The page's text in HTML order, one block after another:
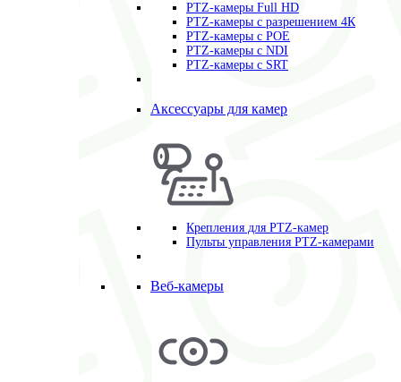
PTZ-камеры Full HD
PTZ-камеры с разрешением 4К
PTZ-камеры с POE
PTZ-камеры c NDI
PTZ-камеры с SRT
Аксессуары для камер
Крепления для PTZ-камер
Пульты управления PTZ-камерами
Веб-камеры